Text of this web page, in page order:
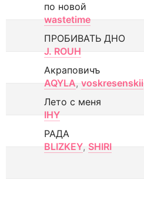
по новой
wastetime
ПРОБИВАТЬ ДНО
J. ROUH
Акраповичъ
AQYLA, voskresenskii
Лето с меня
IHY
РАДА
BLIZKEY, SHIRI